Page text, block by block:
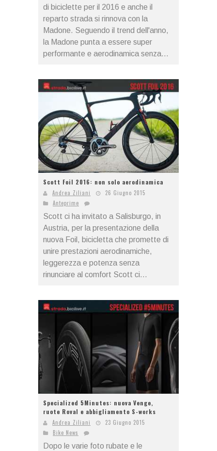
di biciclette per il 2016 e anche il
reparto strada si rinnova con la
Madone. Seguendo il trend dell'anno,
la Madone punta a essere super
performante e aerodinamica senza...
Scott Foil 2016: non solo aerodinamica
Andrea Ziliani
26 Giugno 2015
Anteprime
Scott ci ha invitato a Salisburgo, in
Austria, per la presentazione della
nuova Foil, bicicletta che promette di
unire prestazioni aerodinamiche,
leggerezza e potenza senza
rinunciare al comfort Scott ci...
Specialized 5Minutes: nuova Venge,
ruote Roval e abbigliamento S-works
Andrea Ziliani
23 Giugno 2015
Bike News
Dopo le varie foto rubate e le